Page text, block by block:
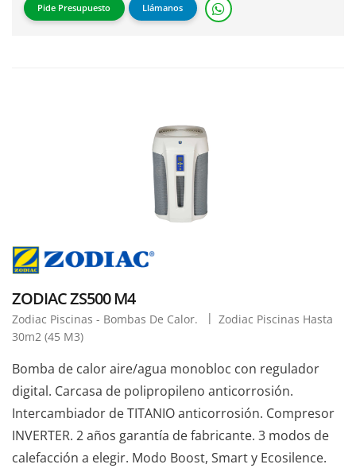
Pide Presupuesto Llámanos
ZODIAC ZS500 M4
Zodiac Piscinas - Bombas De Calor.
Zodiac Piscinas Hasta
30m2 (45 M3)
Bomba de calor aire/agua monobloc con regulador
digital. Carcasa de polipropileno anticorrosión.
Intercambiador de TITANIO anticorrosión. Compresor
INVERTER. 2 años garantía de fabricante. 3 modos de
calefacción a elegir. Modo Boost, Smart y Ecosilence.